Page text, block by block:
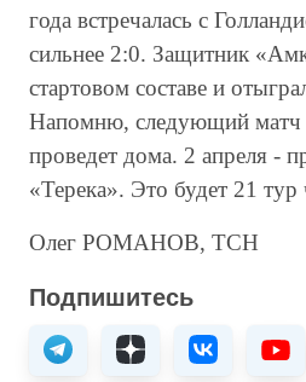
года встречалась с
сильнее 2:0. Защитник
стартовом составе и
Напомню, следующий матч
проведет дома. 2 апреля -
«Терека». Это будет 21
Олег РОМАНОВ, ТСН
Подпишитесь